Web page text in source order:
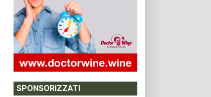
SPONSORIZZATI